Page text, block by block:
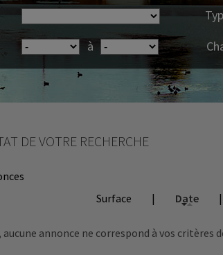
à
DE VOTRE RECHERCHE
Surface
| Date |
annonce ne correspond à vos critères